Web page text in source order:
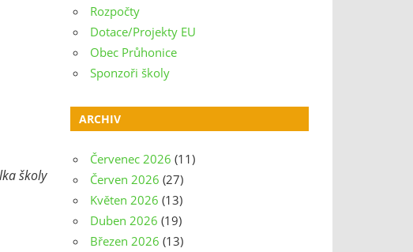
školy
Rozpočty
Dotace/Projekty EU
Obec Průhonice
Sponzoři školy
ARCHIV
Červenec 2026 (11)
Červen 2026 (27)
Květen 2026 (13)
Duben 2026 (19)
Březen 2026 (13)